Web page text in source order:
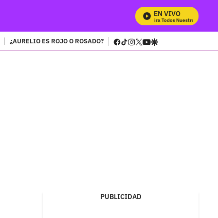
EN VIVO
Mira Todos Nuestros Programas
¿AURELIO ES ROJO O ROSADO? facebook
tiktok
instagram
twitter
youtube
google
PUBLICIDAD